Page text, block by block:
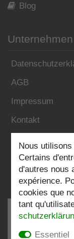
Blog
Unternehmen
AGB
Impressum
Kontakt
Folgen Sie uns:
Nous
Certains
d'autres nous
expérience.
cookies que
tant
Essentiel